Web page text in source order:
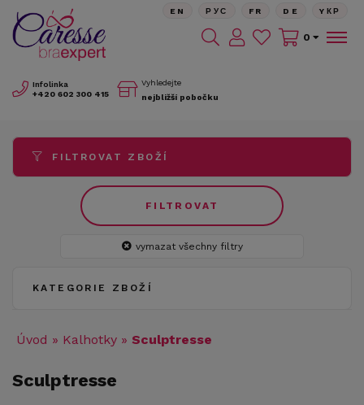
Infolinka
+420 602 300 415
Vyhledejte
nejbližší pobočku
EN РУС FR DE YКР
0
Úvod » Kalhotky » Sculptresse
Sculptresse
FILTROVAT ZBOŽÍ
FILTROVAT
vymazat všechny filtry
KATEGORIE ZBOŽÍ